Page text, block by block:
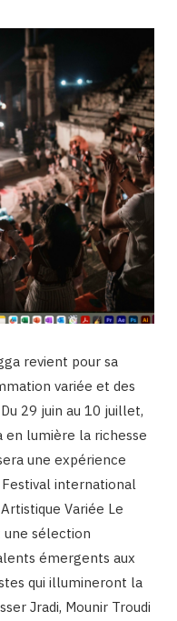
revient pour sa
variée et des
29 juin au 10 juillet,
lumière la richesse
une expérience
international
Variée Le
une sélection
émergents aux
qui illumineront la
Jradi, Mounir Troudi